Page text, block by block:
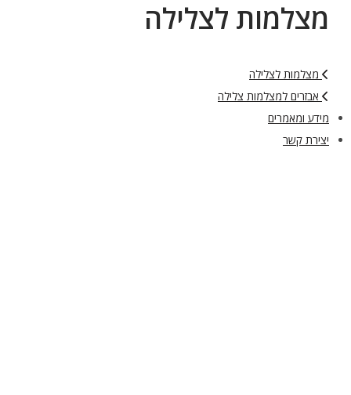
מצלמות לצלילה
מצלמות לצלילה
אבזרים למצלמות צלילה
מידע ומאמרים
יצירת קשר